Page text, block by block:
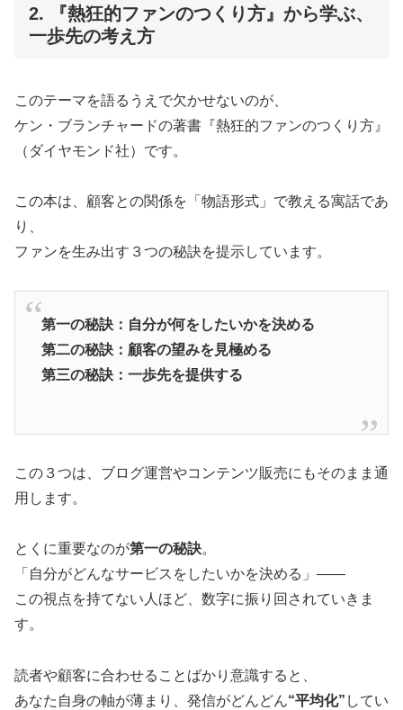
2. 『熱狂的ファンのつくり方』から学ぶ、
一歩先の考え方
このテーマを語るうえで欠かせないのが、
ケン・ブランチャードの著書『熱狂的ファンのつくり方』
（ダイヤモンド社）です。
この本は、顧客との関係を「物語形式」で教える寓話であ
り、
ファンを生み出す３つの秘訣を提示しています。
第一の秘訣：自分が何をしたいかを決める
第二の秘訣：顧客の望みを見極める
第三の秘訣：一歩先を提供する
この３つは、ブログ運営やコンテンツ販売にもそのまま通
用します。
とくに重要なのが第一の秘訣。
「自分がどんなサービスをしたいかを決める」——
この視点を持てない人ほど、数字に振り回されていきま
す。
読者や顧客に合わせることばかり意識すると、
あなた自身の軸が薄まり、発信がどんどん“平均化” してい